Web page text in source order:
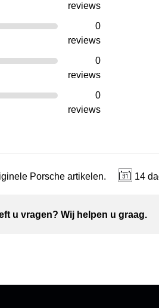
reviews
0
reviews
0
reviews
0
reviews
Porsche artikelen. 14
u vragen? Wij helpen u graag.